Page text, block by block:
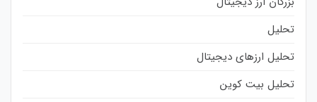
تحلیل
تحلیل ارزهای دیجیتال
تحلیل بیت کوین